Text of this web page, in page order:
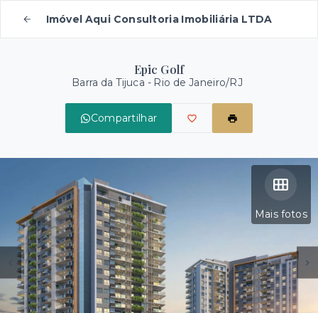
Imóvel Aqui Consultoria Imobiliária LTDA
Epic Golf
Barra da Tijuca - Rio de Janeiro/RJ
Compartilhar
Mais fotos